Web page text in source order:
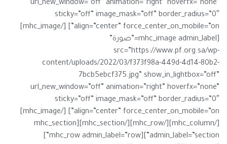
url_new_window=”off” animation=”right” hoverfx=”none”
sticky=”off” image_mask=”off” border_radius=”0″
align=”center” force_center_on_mobile=”on”] [/mhc_image]
[mhc_image admin_label=”صورة”
src=”https://www.pf.org.sa/wp-
content/uploads/2022/03/f373f98a-449d-4d14-80b2-
7bcb5ebcf375.jpg” show_in_lightbox=”off”
url_new_window=”off” animation=”right” hoverfx=”none”
sticky=”off” image_mask=”off” border_radius=”0″
align=”center” force_center_on_mobile=”on”] [/mhc_image]
[/mhc_column][/mhc_row][/mhc_section][mhc_section
admin_label=”section”][mhc_row admin_label=”row”]